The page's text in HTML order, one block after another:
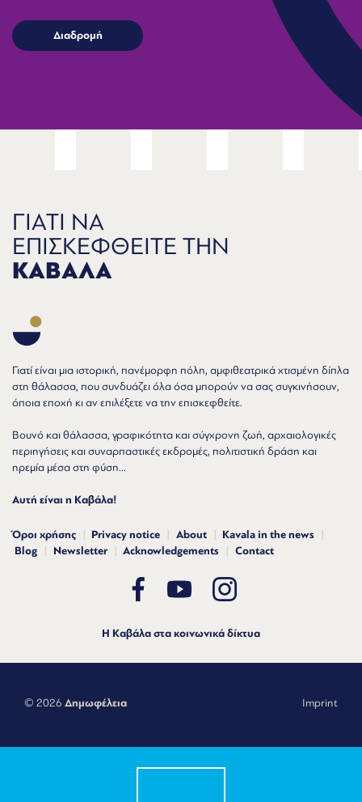
ΓΙΑΤΙ ΝΑ
ΕΠΙΣΚΕΦΘΕΙΤΕ ΤΗΝ
ΚΑΒΑΛΑ
Γιατί είναι μια ιστορική, πανέμορφη πόλη, αμφιθεατρικά χτισμένη δίπλα
στη θάλασσα, που συνδυάζει όλα όσα μπορούν να σας συγκινήσουν,
όποια εποχή κι αν επιλέξετε να την επισκεφθείτε.
Βουνό και θάλασσα, γραφικότητα και σύγχρονη ζωή, αρχαιολογικές
περιηγήσεις και συναρπαστικές εκδρομές, πολιτιστική δράση και
ηρεμία μέσα στη φύση...
Αυτή είναι η Καβάλα!
Όροι χρήσης Privacy notice About
Kavala in the news
Blog
Newsletter Acknowledgements Contact
Η Καβάλα στα κοινωνικά δίκτυα
© 2026 Δημωφέλεια Imprint